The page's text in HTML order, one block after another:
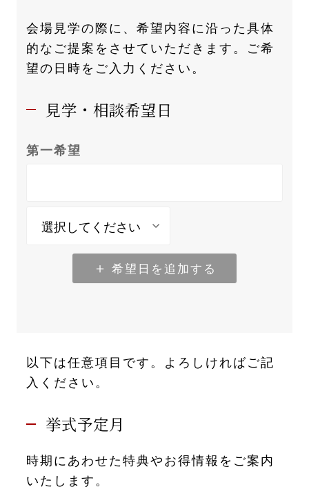
会場見学の際に、希望内容に沿った具体
的なご提案をさせていただきます。ご希
望の日時をご入力ください。
見学・相談希望日
第一希望
希望日を追加する
以下は任意項目です。よろしければご記
入ください。
挙式予定月
時期にあわせた特典やお得情報をご案内
いたします。